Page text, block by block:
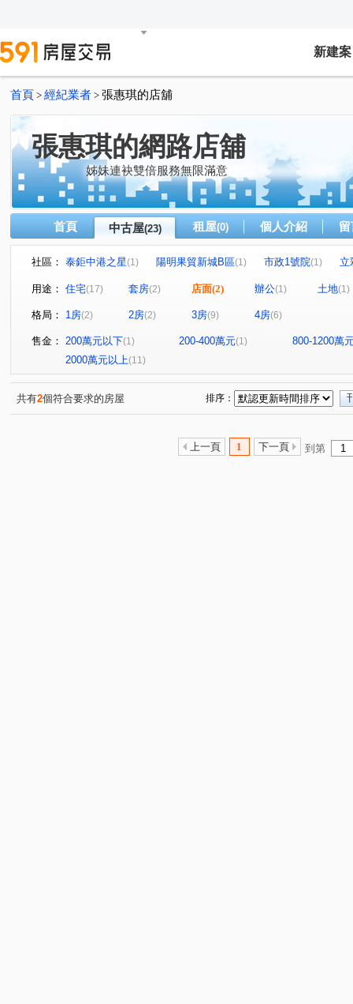
新建案
首頁 > 經紀業者 > 張惠琪的店舖
張惠琪的網路店舖
姊妹連袂雙倍服務無限滿意
首頁 中古屋(23) 租屋(0) 個人介紹
社區： 泰鉅中港之星(1) 陽明果貿新城B區(1) 市政1號院(1)
立
寶輝世紀莊園/寶輝VILLAGE2(1) 瑞聯天地I區
亞洲商
環球巨星大樓
(1) 鄉林綠世界(1) 長國臻品(1)
南安路(1) 上安路 黎明路三段(1) 建國路(1)
市政
福科路(1) 福瑞街
文山路(1) 逢明街(1) 中山路一段(1) 安溪東路(1)
文
三塊巷(1) 樹人一街 (1) 惠來路三段(1) 逢
用途： 住宅(17) 套房(2) 店面(2) 辦公(1) 土地(1)
格局： 1房(2) 2房(2) 3房(9) 4房(6)
售金： 200萬元以下(1) 200-400萬元(1)
800-1200萬
2000萬元以上(11)
共有2個符合要求的房屋 排序：
上一頁 1 下一頁 到第